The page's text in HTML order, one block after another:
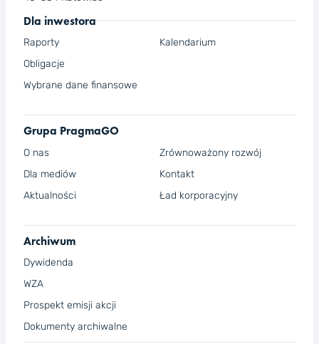
Dla inwestora
Raporty
Obligacje
Wybrane dane finansowe
Kalendarium
Grupa PragmaGO
O nas
Dla mediów
Aktualności
Zrównoważony rozwój
Kontakt
Ład korporacyjny
Archiwum
Dywidenda
WZA
Prospekt emisji akcji
Dokumenty archiwalne